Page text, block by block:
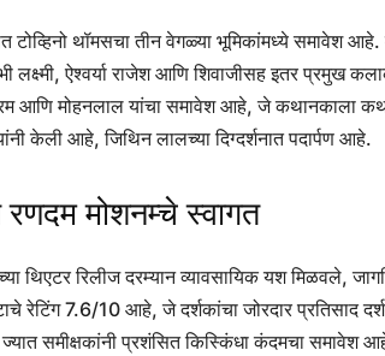
टोव्हिनो थॉमसचा तीन वेगळ्या भूमिकांमध्ये समावेश
लक्ष्मी, ऐश्वर्या राजेश आणि शिवाजीसह इतर प्रमुख
आणि मोहनलाल यांचा समावेश आहे, जे कथानकाला
केली आहे, जिथिन लालच्या दिग्दर्शनात पदार्पण आहे.
मोशनम्चे स्वागत
थिएटर रिलीज दरम्यान व्यावसायिक यश मिळवले,
रेटिंग 7.6/10 आहे, जे दर्शकांचा जोरदार प्रतिसाद
समीक्षकांनी प्रशंसित किस्किंधा कंदमचा समावेश